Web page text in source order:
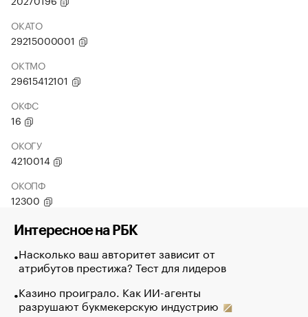
ОКАТО
29215000001
ОКТМО
29615412101
ОКФС
16
ОКОГУ
4210014
ОКОПФ
12300
Интересное на РБК
Насколько ваш авторитет зависит от
атрибутов престижа? Тест для лидеров
Казино проиграло. Как ИИ-агенты
разрушают букмекерскую индустрию